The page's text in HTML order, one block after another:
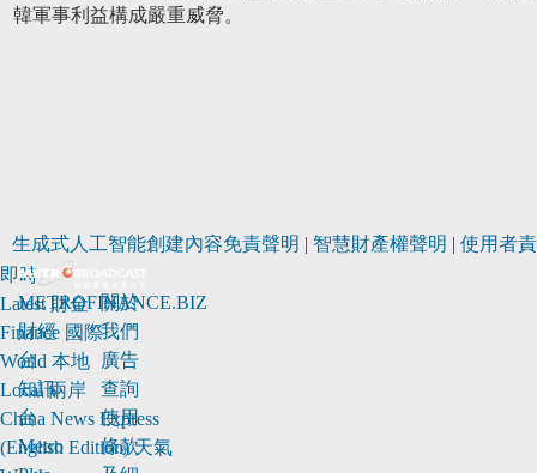
即時
Latest 財金
Finance 國際
World 本地
Local 兩岸
China News Express
(English Edition) 天氣
韓軍事利益構成嚴重威脅。
生成式人工智能創建內容免責聲明 | 智慧財產權聲明 | 使用者
METROFINANCE.BIZ
財經
台
知訊
台
Metro
關於
我們
廣告
查詢
使用
條款